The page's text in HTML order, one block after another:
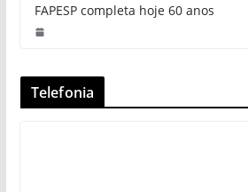
FAPESP completa hoje 60 anos
Telefonia